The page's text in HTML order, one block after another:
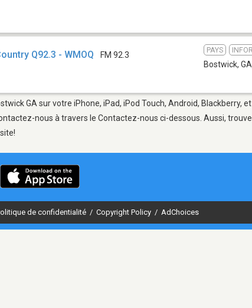
Q92.3 - WMOQ FM 92.3
PAYS
Bostwick, GA
GA sur votre iPhone, iPad, iPod Touch, Android, Blackberry,
nous à travers le Contactez-nous ci-dessous. Aussi,
de confidentialité / Copyright Policy / AdChoices